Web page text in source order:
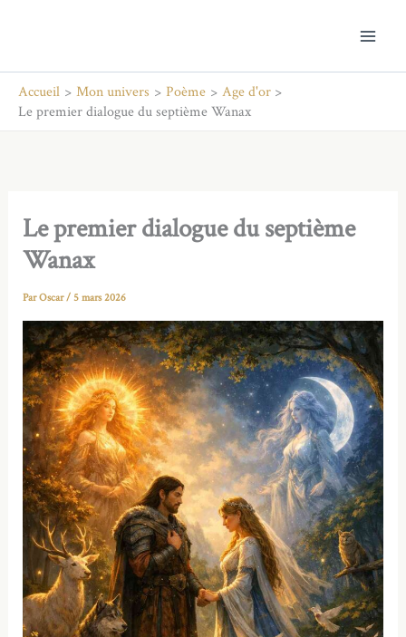
Accueil
Mon univers Poème
Age d'or
Le premier dialogue du septième Wanax
Le premier dialogue du septième
Wanax
ParOscar/5 mars 2026